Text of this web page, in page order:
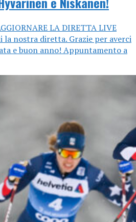
LA DIRETTA LIVE
la nostra diretta. Grazie per averci
e buon anno! Appuntamento a